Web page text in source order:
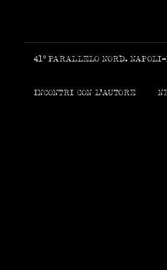
41º PARALLELO NORD.
INCONTRI CON L’AUTORE